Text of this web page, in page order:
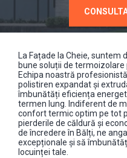
La Fațade la Cheie, suntem
bune soluții de
Echipa noastră
polistiren expandat și
îmbunătăți eficiența
termen lung. Indiferent de
confort termic optim pe tot
pierderile de căldură și
de încredere în Bălți, ne
excepționale și să
locuinței tale.